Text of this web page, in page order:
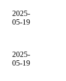
2025-
05-19
2025-
05-19